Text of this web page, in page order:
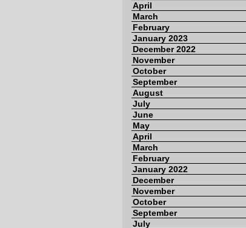
April
March
February
January 2023
December 2022
November
October
September
August
July
June
May
April
March
February
January 2022
December
November
October
September
July